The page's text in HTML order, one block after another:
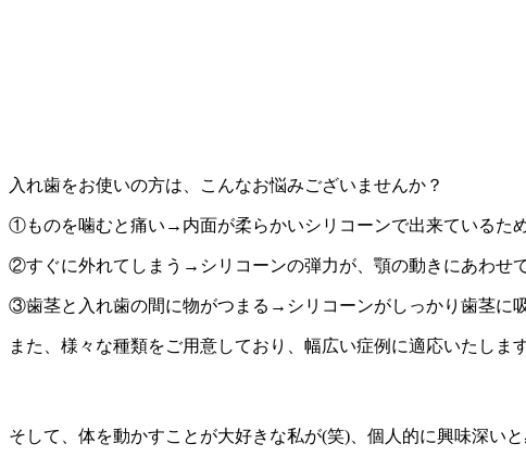
入れ歯をお使いの方は、こんなお悩みございませんか？
①ものを噛むと痛い→内面が柔らかいシリコーンで出来ているた
②すぐに外れてしまう→シリコーンの弾力が、顎の動きにあわせ
③歯茎と入れ歯の間に物がつまる→シリコーンがしっかり歯茎に
また、様々な種類をご用意しており、幅広い症例に適応いたします
そして、体を動かすことが大好きな私が(笑)、個人的に興味深い